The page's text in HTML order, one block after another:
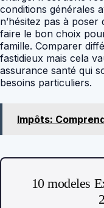
conditions générales
n’hésitez pas à
faire le bon choix
famille. Comparer
fastidieux mais cela
assurance santé qui
besoins particuliers.
Impôts:
10 modeles